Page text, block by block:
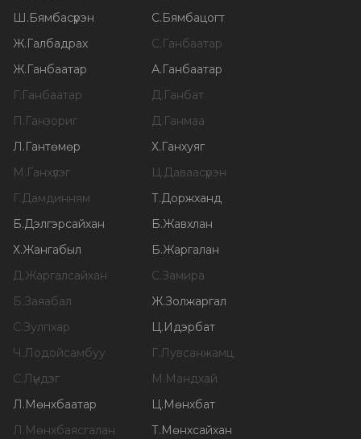
Ш.Бямбасүрэн С.Бямбацогт
Ж.Галбадрах С.Ганбаатар
Ж.Ганбаатар А.Ганбаатар
Г.Ганбаатар Д.Ганбат
П.Ганзориг Д.Ганмаа
Л.Гантөмөр Х.Ганхуяг
М.Ганхүлэг Ц.Даваасүрэн
Г.Дамдинням Т.Доржханд
Б.Дэлгэрсайхан Б.Жавхлан
Х.Жангабыл Б.Жаргалан
Д.Жаргалсайхан С.Замира
Б.Заяабал Ж.Золжаргал
С.Зулпхар Ц.Идэрбат
Ч.Лодойсамбуу Г.Лувсанжамц
С.Лүндэг М.Мандхай
Л.Мөнхбаатар Ц.Мөнхбат
Л.Мөнхбаясгалан Т.Мөнхсайхан